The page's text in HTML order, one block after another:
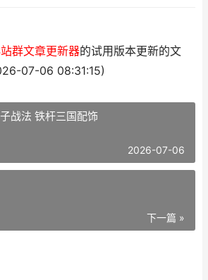
群文章更新器的试用版本更新的文
07-06 08:31:15)
战法 铁杆三国配饰
2026-07-06
下一篇 »